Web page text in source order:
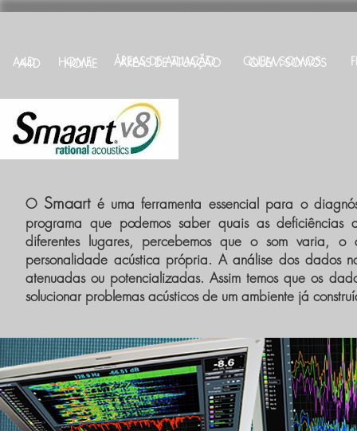
A4D HOME ÁREAS DE ATUAÇÃO QUEM SOMOS
A4D HOME ÁREAS DE ATUAÇÃO QUEM SOMOS
O Smaarté uma ferramenta essencial para o
programa que podemos saber quais as deficiências
diferentes lugares, percebemos que o som varia,
personalidade acústica própria. A análise dos dados
atenuadas ou potencializadas. Assim temos que os
solucionar problemas acústicos de um ambiente já